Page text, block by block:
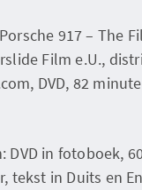
917 – The
Film e.U.,
DVD, 82
DVD in fotoboek,
tekst in Duits en